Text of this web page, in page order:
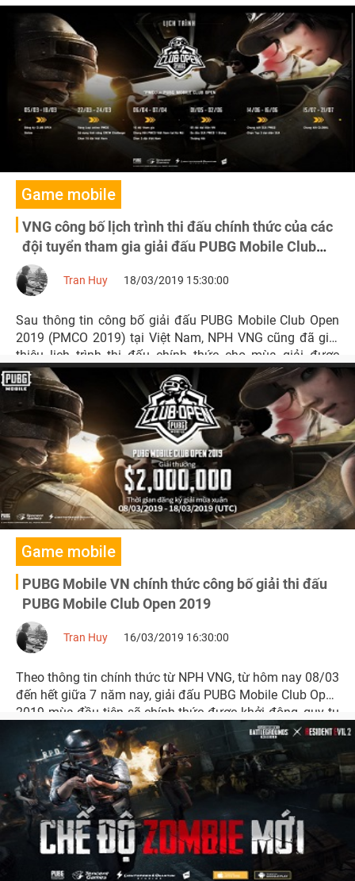
Game mobile
VNG công bố lịch trình thi đấu chính thức của các
đội tuyển tham gia giải đấu PUBG Mobile Club
Open 2019 tại Việt Nam
Tran Huy 18/03/2019 15:30:00
Sau thông tin công bố giải đấu PUBG Mobile Club Open
2019 (PMCO 2019) tại Việt Nam, NPH VNG cũng đã giới
thiệu lịch trình thi đấu chính thức cho mùa giải được
mong chờ nhất trong năm 2019.
Game mobile
PUBG Mobile VN chính thức công bố giải thi đấu
PUBG Mobile Club Open 2019
Tran Huy 16/03/2019 16:30:00
Theo thông tin chính thức từ NPH VNG, từ hôm nay 08/03
đến hết giữa 7 năm nay, giải đấu PUBG Mobile Club Open
2019 mùa đầu tiên sẽ chính thức được khởi động, quy tụ
nhiều đội chuyên nghiệp và bán chuyên trên cả nước
tham gia.